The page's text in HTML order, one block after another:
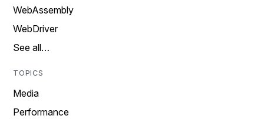
WebAssembly
WebDriver
See all…
TOPICS
Media
Performance